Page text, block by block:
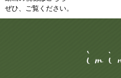
ぜひ、ご覧ください。